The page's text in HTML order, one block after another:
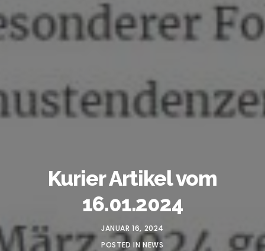
Kurier Artikel vom
16.01.2024
JANUAR 16, 2024
POSTED INNEWS